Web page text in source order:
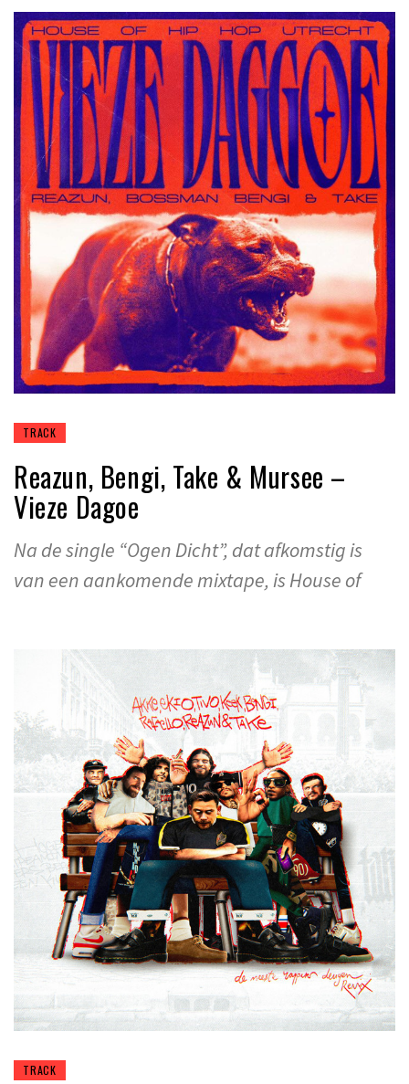
TRACK
Reazun, Bengi, Take & Mursee –
Vieze Dagoe
Na de single “Ogen Dicht”, dat afkomstig is
van een aankomende mixtape, is House of
TRACK